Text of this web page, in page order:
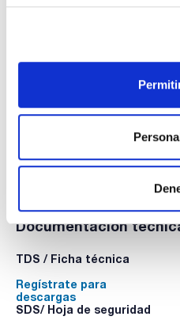
Kit para vertidos
Scharlau, gafas de
instrucciones de uso.
Disponibilidad:Ver stock
Mi precio
Comprar
Documentación
TDS / Ficha técnica
Regístrate para
descargas
SDS/ Hoja de seguridad